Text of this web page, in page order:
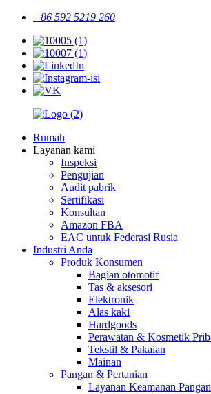
+86 592 5219 260
Rumah
Layanan kami
Inspeksi
Pengujian
Audit pabrik
Sertifikasi
Konsultan
Amazon FBA
EAC untuk Federasi Rusia
Industri Anda
Produk Konsumen
Bagian otomotif
Tas & aksesori
Elektronik
Alas kaki
Hardgoods
Perawatan & Kosmetik
Tekstil & Pakaian
Mainan
Pangan & Pertanian
Layanan Keamanan Pangan